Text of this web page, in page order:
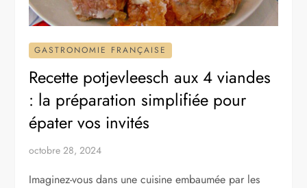
GASTRONOMIE FRANÇAISE
Recette potjevleesch aux 4 viandes
: la préparation simplifiée pour
épater vos invités
octobre 28, 2024
Imaginez-vous dans une cuisine embaumée par les